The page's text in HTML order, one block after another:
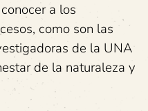
a los
como son las
de la UNA
de la naturaleza y